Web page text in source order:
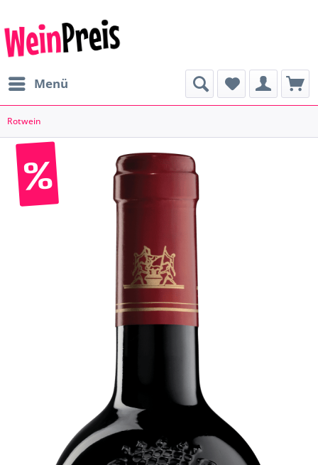
Menü
Rotwein